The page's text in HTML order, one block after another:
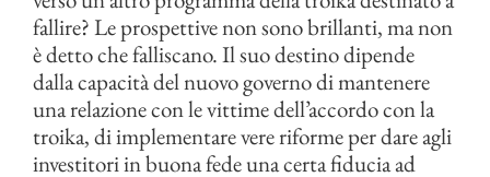
fallire? Le prospettive non sono brillanti, ma non
è detto che falliscano. Il suo destino dipende
dalla capacità del nuovo governo di mantenere
una relazione con le vittime dell’accordo con la
troika, di implementare vere riforme per dare agli
investitori in buona fede una certa fiducia ad